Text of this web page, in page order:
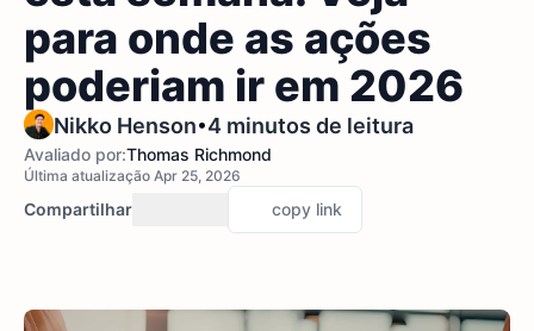
para onde as ações
poderiam ir em 2026
Nikko Henson•4 minutos de leitura
Avaliado por:Thomas Richmond
Última atualização Apr 25, 2026
Compartilhar copy link